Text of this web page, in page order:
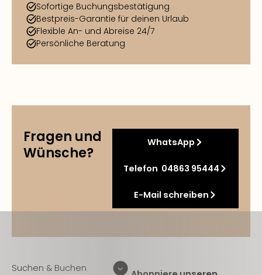
Sofortige Buchungsbestätigung
Bestpreis-Garantie für deinen Urlaub
Flexible An- und Abreise 24/7
Persönliche Beratung
Fragen und
Wünsche?
WhatsApp
Telefon 04863 95444
E-Mail schreiben
Suchen & Buchen